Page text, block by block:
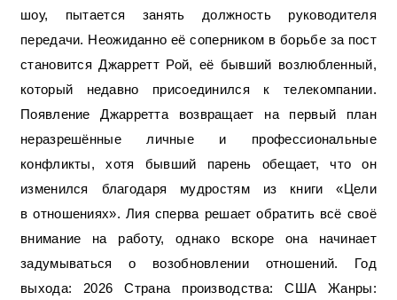
шоу, пытается занять должность руководителя
передачи. Неожиданно её соперником в борьбе за пост
становится Джарретт Рой, её бывший возлюбленный,
который недавно присоединился к телекомпании.
Появление Джарретта возвращает на первый план
неразрешённые личные и профессиональные
конфликты, хотя бывший парень обещает, что он
изменился благодаря мудростям из книги «Цели
в отношениях». Лия сперва решает обратить всё своё
внимание на работу, однако вскоре она начинает
задумываться о возобновлении отношений. Год
выхода: 2026 Страна производства: США Жанры: